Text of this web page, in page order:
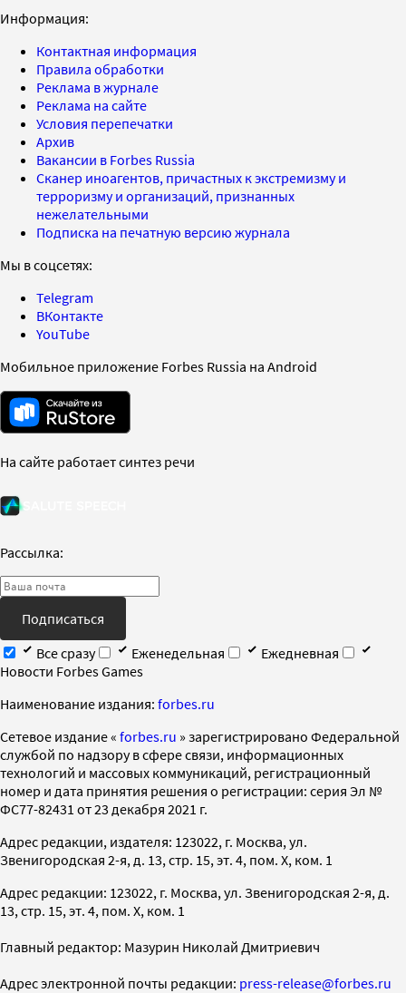
Информация:
Контактная информация
Правила обработки
Реклама в журнале
Реклама на сайте
Условия перепечатки
Архив
Вакансии в Forbes Russia
Сканер иноагентов, причастных к экстремизму и
терроризму и организаций, признанных
нежелательными
Подписка на печатную версию журнала
Мы в соцсетях:
Telegram
ВКонтакте
YouTube
Мобильное приложение Forbes Russia на Android
На сайте работает синтез речи
Рассылка:
Подписаться
Все сразу
Еженедельная
Ежедневная
Новости Forbes Games
Наименование издания: forbes.ru
Cетевое издание « forbes.ru » зарегистрировано Федеральной
службой по надзору в сфере связи, информационных
технологий и массовых коммуникаций, регистрационный
номер и дата принятия решения о регистрации: серия Эл №
ФС77-82431 от 23 декабря 2021 г.
Адрес редакции, издателя: 123022, г. Москва, ул.
Звенигородская 2-я, д. 13, стр. 15, эт. 4, пом. X, ком. 1
Адрес редакции: 123022, г. Москва, ул. Звенигородская 2-я, д.
13, стр. 15, эт. 4, пом. X, ком. 1
Главный редактор: Мазурин Николай Дмитриевич
Адрес электронной почты редакции: press-release@forbes.ru